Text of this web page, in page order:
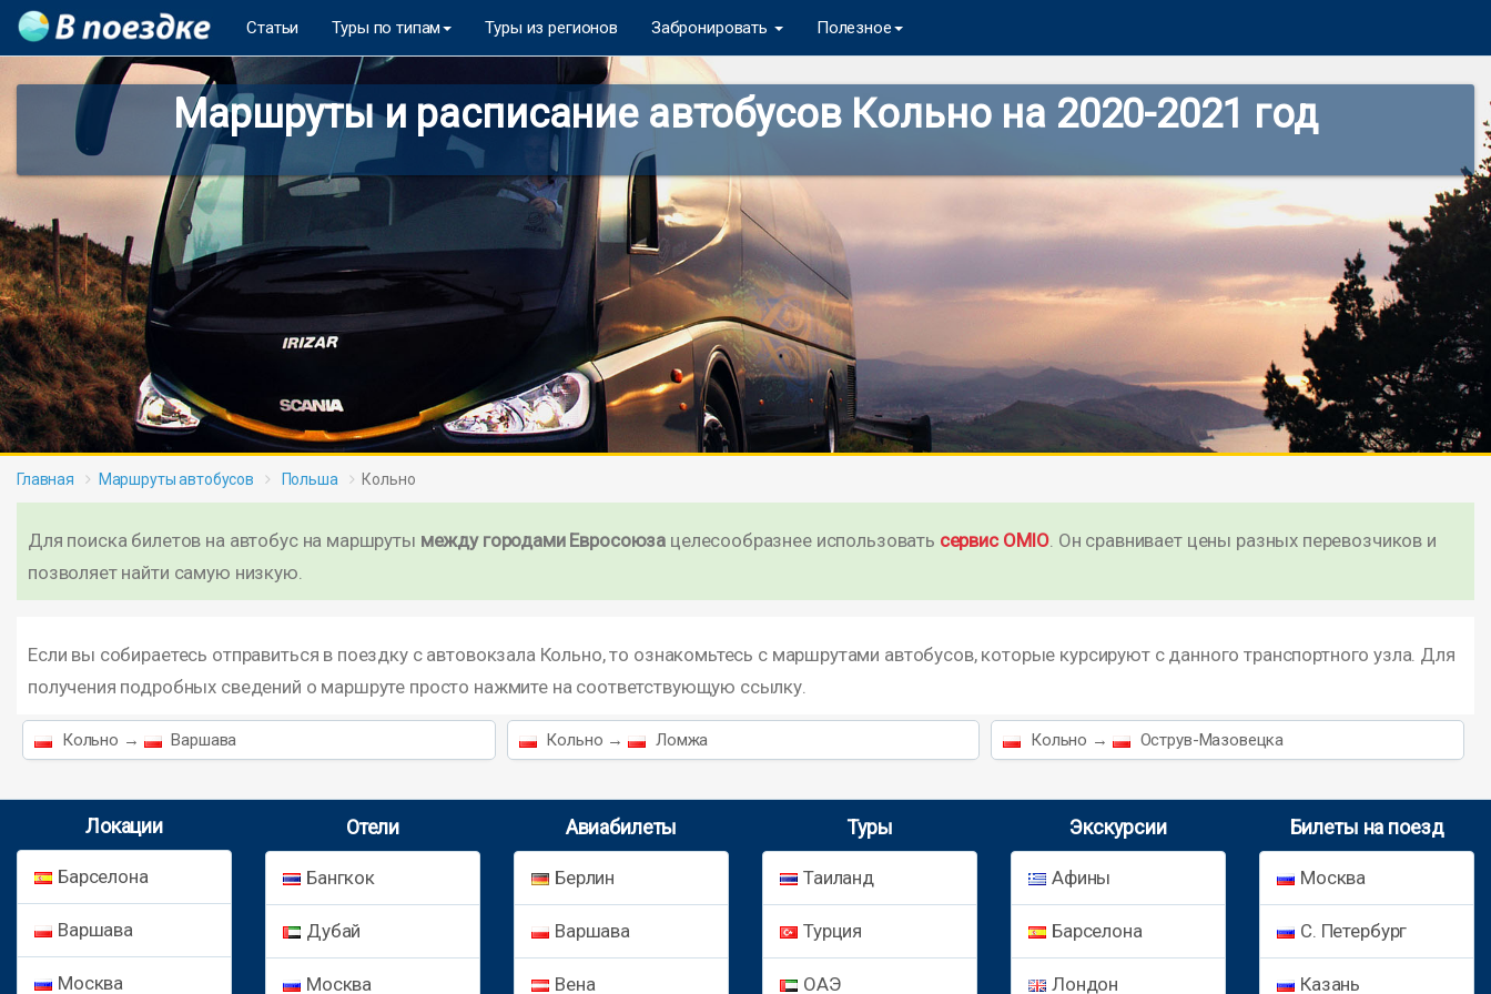
Статьи Туры по типам Туры из регионов Забронировать Полезное
Маршруты и расписание автобусов Кольно на 2020-2021 год
Главная Маршруты автобусов Польша Кольно
Для поиска билетов на автобус на маршруты между городами Евросоюза целесообразнее использовать сервис OMIO. Он сравнивает цены разных перевозчиков и
позволяет найти самую низкую.
Если вы собираетесь отправиться в поездку с автовокзала Кольно, то ознакомьтесь с маршрутами автобусов, которые курсируют с данного транспортного узла. Для
получения подробных сведений о маршруте просто нажмите на соответствующую ссылку.
Кольно → Варшава Кольно → Ломжа Кольно → Острув-Мазовецка
Локации
Барселона
Варшава
Москва
Отели
Бангкок
Дубай
Москва
Авиабилеты
Берлин
Варшава
Вена
Туры
Таиланд
Турция
ОАЭ
Экскурсии
Афины
Барселона
Лондон
Билеты на поезд
Москва
С. Петербург
Казань